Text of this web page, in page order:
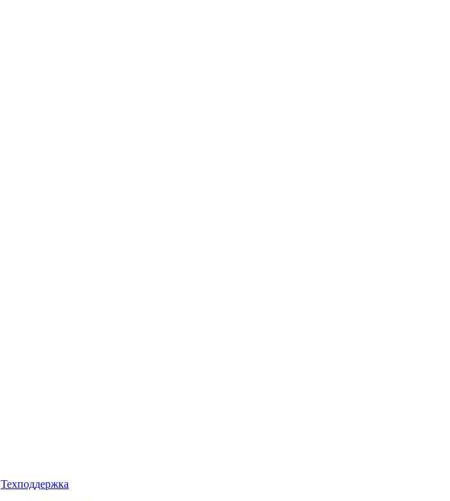
Техподдержка